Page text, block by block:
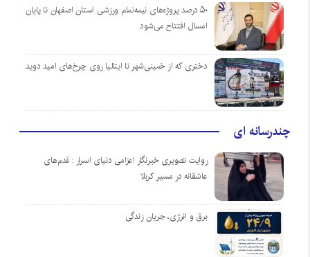
۵۰ درصد پروژه‌های نیمه‌تمام ورزشی استان اصفهان تا پایان
امسال افتتاح می‌شود
دختری که از خمینی‌شهر تا ایتالیا روی چرخ‌های امید دوید
چندرسانه ای
روایت تصویری خبرنگار اعزامی دنیای اسرار : قدم‌های
عاشقانه در مسیر کربلا
برق و انرژی، جریان زندگی